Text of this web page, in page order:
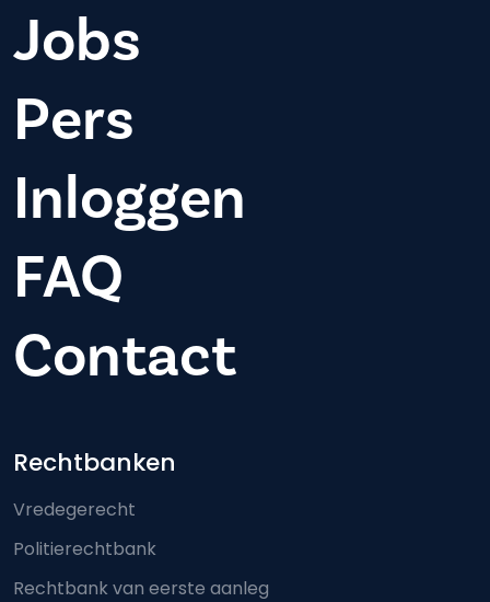
Jobs
Pers
Inloggen
FAQ
Contact
Footer-menu
Rechtbanken
Vredegerecht
Politierechtbank
Rechtbank van eerste aanleg